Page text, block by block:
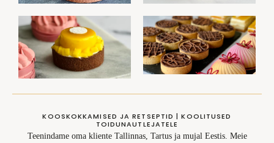
KOOSKOKKAMISED JA RETSEPTID | KOOLITUSED
TOIDUNAUTLEJATELE
Teenindame oma kliente Tallinnas, Tartus ja mujal Eestis. Meie